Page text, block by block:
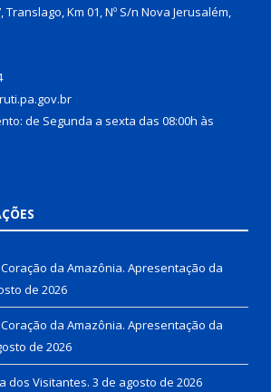
Translago, Km 01, Nº S/n Nova Jerusalém,
de Segunda a sexta das 08:00h às
Coração da Amazônia. Apresentação da
de 2026
Coração da Amazônia. Apresentação da
de 2026
dos Visitantes. 3 de agosto de 2026